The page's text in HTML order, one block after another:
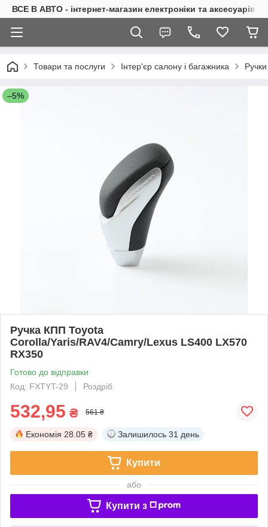
ВСЕ В АВТО - інтернет-магазин електроніки та аксесуарів в
Товари та послуги Інтер'єр салону і багажника
–5%
Ручка КПП Toyota
Corolla/Yaris/RAV4/Camry/Lexus LS400 LX570
RX350
Готово до відправки
Код: FXTYT-29
Роздріб
532,95 ₴ 561 ₴
Економія 28.05 ₴ Залишилось 31 день
Купити
або
Купити з